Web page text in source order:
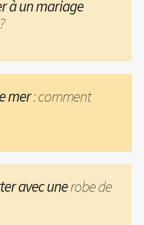
à un mariage
mer: comment
avec unerobe de